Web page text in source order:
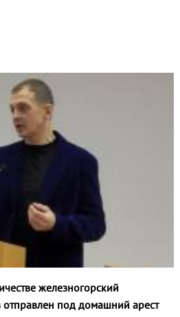
железногорский
под домашний арест